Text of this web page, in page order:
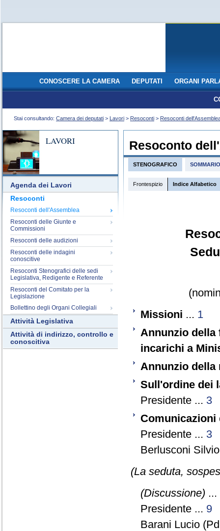
CONOSCERE LA CAMERA DEPUTATI ORGANI
Stai consultando: Camera dei deputati > Lavori > Resoconti > Resoconti
LAVORI
Agenda dei Lavori
Resoconti
Resoconti dell'Assemblea
Resoconti delle Giunte e
Commissioni
Resoconti delle audizioni
Resoconti delle indagini
conoscitive
Resoconti Stenografici delle sedi
Legislativa, Redigente e Referente
Resoconti del Comitato per la
Legislazione
Bollettino degli Organi Collegiali
Attività Legislativa
Attività di indirizzo, controllo e
conoscitiva
Resoconto
STENOGRAFICO SOMMARIO
Frontespizio Indice Alfabetico
Missioni ... 1
Annunzio della
incarichi a
Annunzio della
Sull'ordine dei
Presidente ... 3
Comunicazioni
Presidente ... 3
Berlusconi
(La seduta,
(Discussione) ...
Presidente ... 9
Barani Lucio